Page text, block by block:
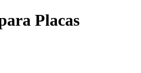
Placas